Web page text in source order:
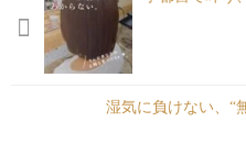
湿気に負けない、“